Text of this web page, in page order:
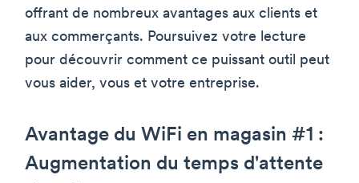
offrant de nombreux avantages aux clients et
aux commerçants. Poursuivez votre lecture
pour découvrir comment ce puissant outil peut
vous aider, vous et votre entreprise.
Avantage du WiFi en magasin #1 :
Augmentation du temps d'attente